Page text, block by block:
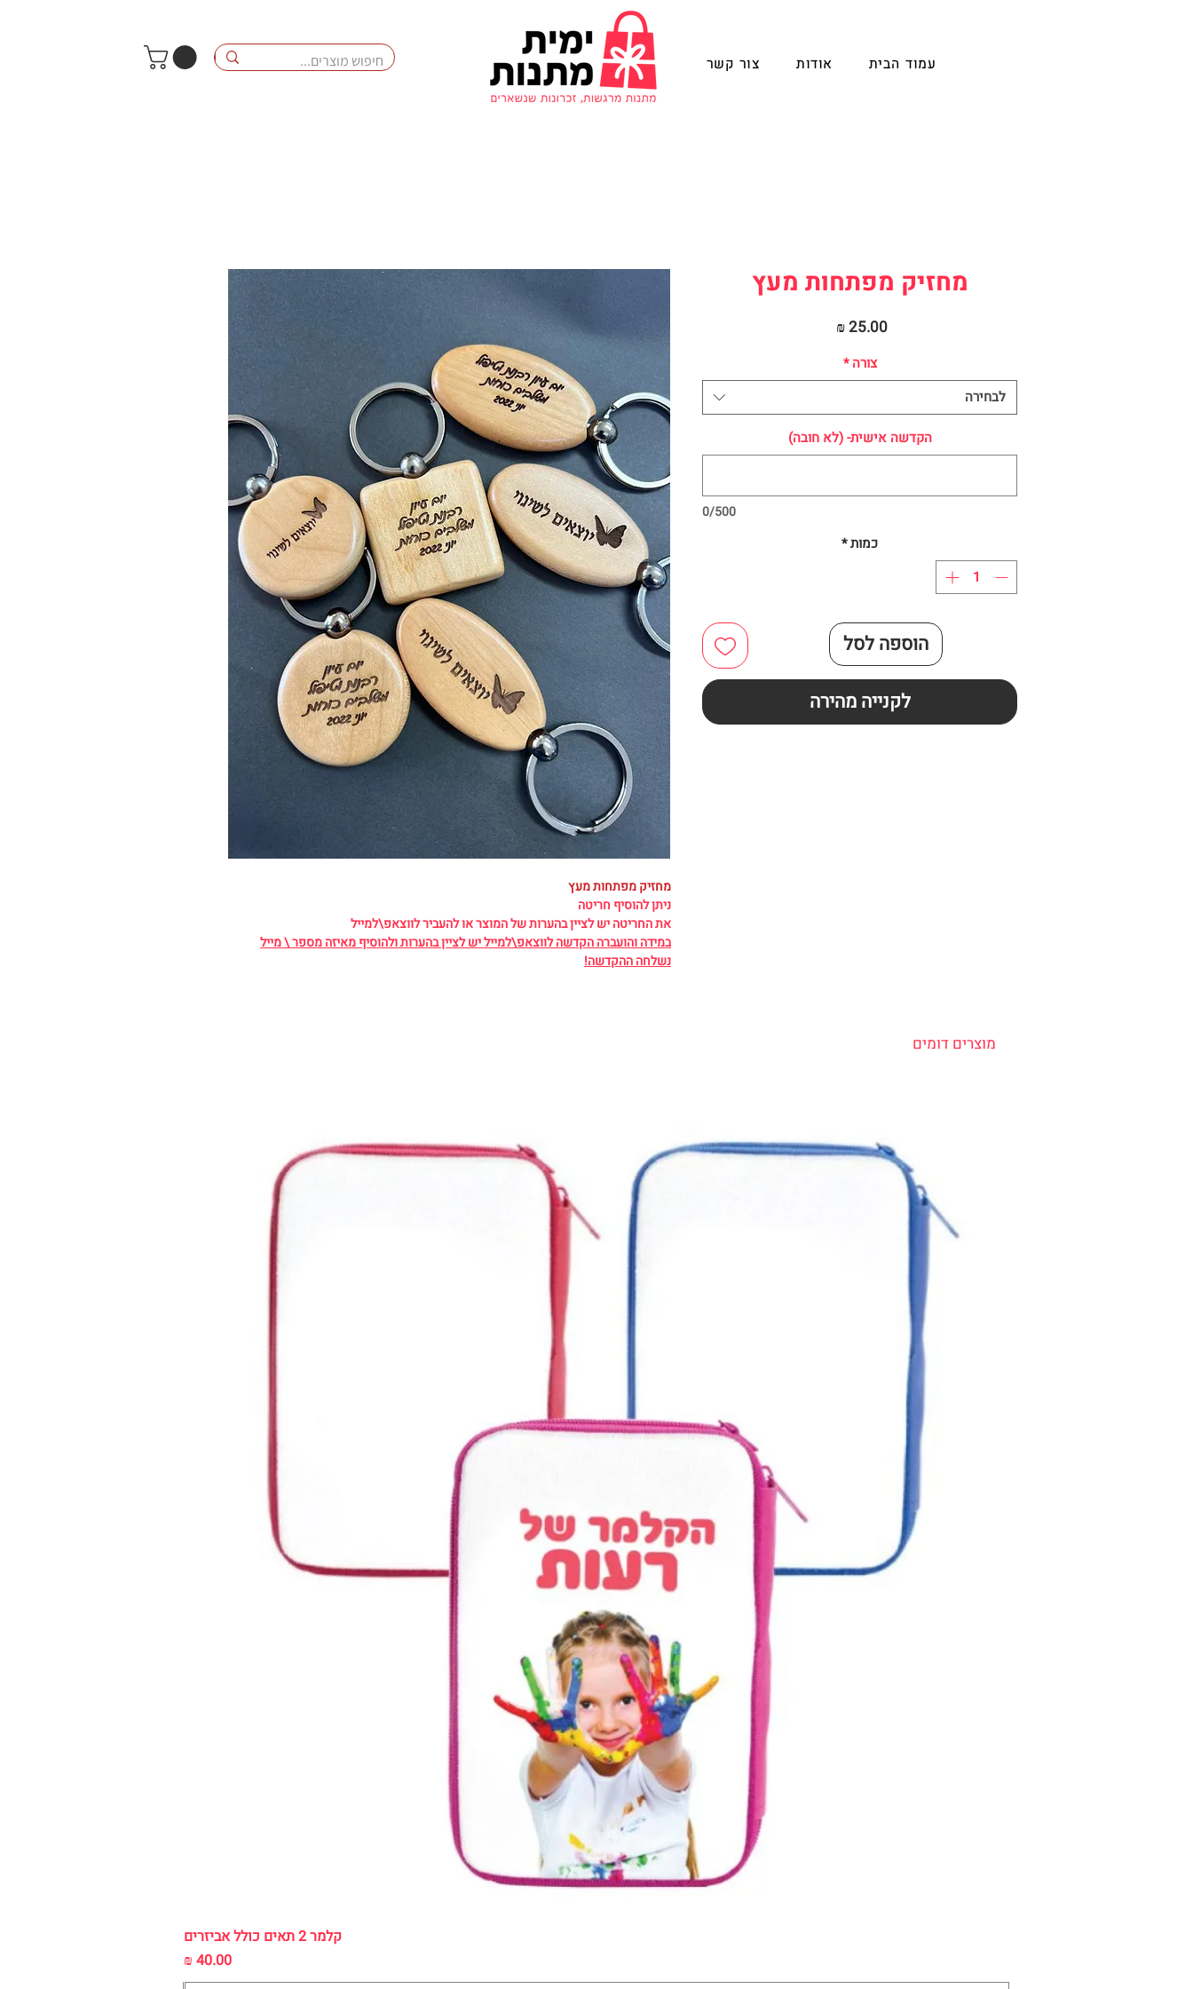
עמוד הבית אודות צור קשר
מחזיק מפתחות מעץ
ניתן להוסיף חריטה
את החריטה יש לציין בהערות של המוצר או להעביר לווצאפ\למייל
במידה והועברה הקדשה לווצאפ\למייל יש לציין בהערות ולהוסיף מאיזה מספר \ מייל
נשלחה ההקדשה!
מחזיק מפתחות מעץ
צורה *
לבחירה
הקדשה אישית- (לא חובה)
0/500
כמות*
הוספה לסל
לקנייה מהירה
מוצרים דומים
קלמר 2 תאים כולל אביזרים
מחיר